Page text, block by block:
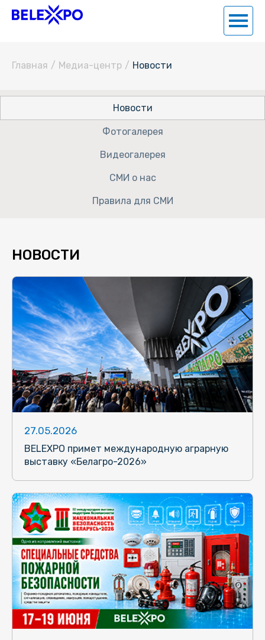
Главная / Медиа-центр / Новости
Новости
Фотогалерея
Видеогалерея
СМИ о нас
Правила для СМИ
НОВОСТИ
27.05.2026
BELEXPO примет международную аграрную
выставку «Белагро-2026»